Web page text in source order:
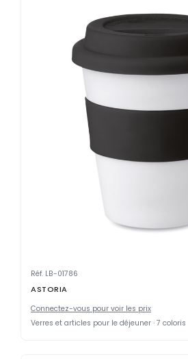
Réf. LB-01786
ASTORIA
Connectez-vous pour voir les prix
Verres et articles pour le déjeuner · 7 coloris